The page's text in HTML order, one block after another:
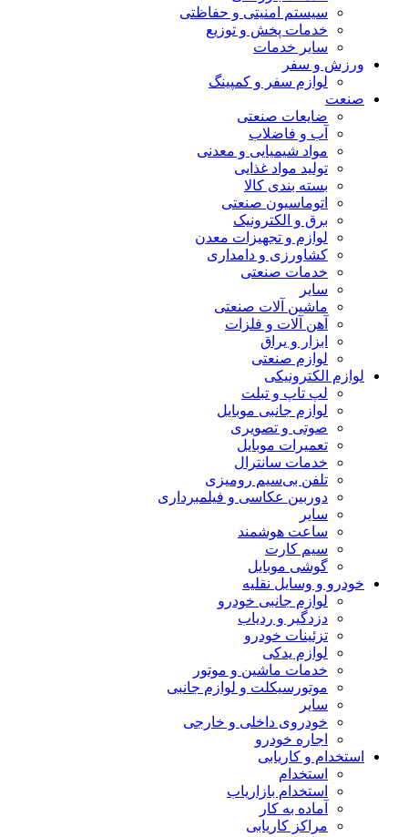
سیستم امنیتی و حفاظتی
خدمات پخش و توزیع
سایر خدمات
ورزش و سفر
لوازم سفر و کمپینگ
صنعت
ضایعات صنعتی
آب و فاضلاب
مواد شیمیایی و معدنی
تولید مواد غذایی
بسته بندی کالا
اتوماسیون صنعتی
برق و الکترونیک
لوازم و تجهیزات معدن
کشاورزی و دامداری
خدمات صنعتی
سایر
ماشین آلات صنعتی
آهن آلات و فلزات
ابزار و یراق
لوازم صنعتی
لوازم الکترونیکی
لپ تاپ و تبلت
لوازم جانبی موبایل
صوتی و تصویری
تعمیرات موبایل
خدمات سانترال
تلفن بی‌سیم رومیزی
دوربین عکاسی و فیلمبرداری
سایر
ساعت هوشمند
سیم کارت
گوشی موبایل
خودرو و وسایل نقلیه
لوازم جانبی خودرو
دزدگیر و ردیاب
تزئینات خودرو
لوازم یدکی
خدمات ماشین و موتور
موتورسیکلت و لوازم جانبی
سایر
خودروی داخلی و خارجی
اجاره خودرو
استخدام و کاریابی
استخدام
استخدام بازاریاب
آماده به کار
مراکز کاریابی